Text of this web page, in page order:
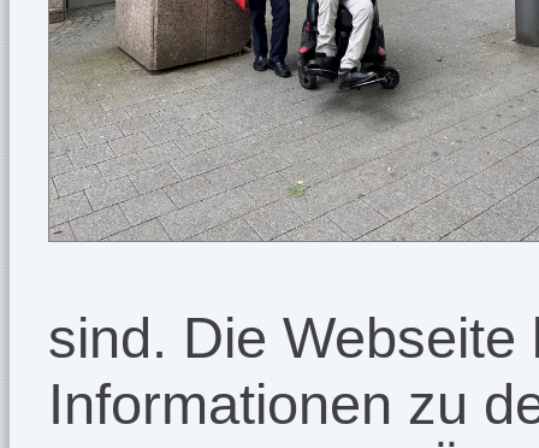
sind. Die
Informationen zu